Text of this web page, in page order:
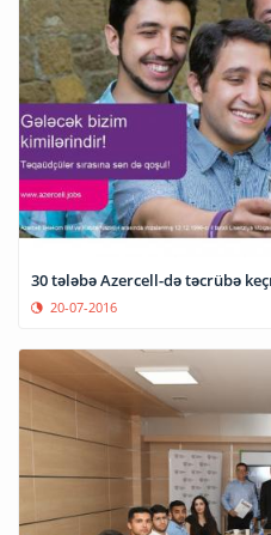
30 tələbə Azercell-də təcrübə
20-07-2016